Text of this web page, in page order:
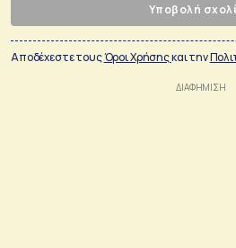
Υποβολή
Αποδέχεστε τουςΌροι Χρήσηςκαι την